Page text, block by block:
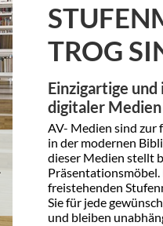
TROG
Einzigartige
digitaler Medien
AV- Medien sind zur
in der modernen
dieser Medien stellt
freistehenden
Sie für jede
und bleiben